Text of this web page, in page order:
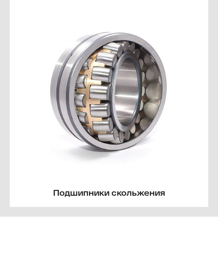
Подшипники скольжения